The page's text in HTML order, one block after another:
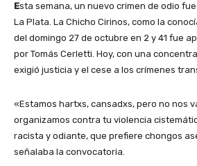
Esta semana, un nuevo crimen de odio
La Plata. La Chicho Cirinos, como la
del domingo 27 de octubre en 2 y 41 fue
por Tomás Cerletti. Hoy, con una
exigió justicia y el cese a los crímenes
«Estamos hartxs, cansadxs, pero no nos
organizamos contra tu violencia
racista y odiante, que prefiere chongos
señalaba la convocatoria.